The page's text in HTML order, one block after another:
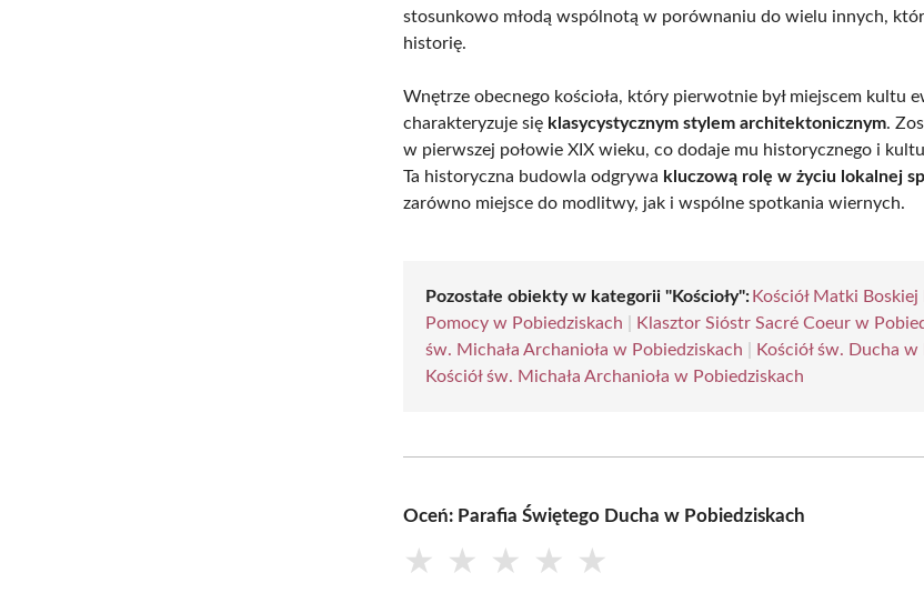
stosunkowo młodą wspólnotą w porównaniu do wielu innych,
historię.
Wnętrze obecnego kościoła, który pierwotnie był miejscem kultu
charakteryzuje się klasycystycznym stylem architektonicznym.
w pierwszej połowie XIX wieku, co dodaje mu historycznego i
Ta historyczna budowla odgrywa kluczową rolę w życiu lokalnej
zarówno miejsce do modlitwy, jak i wspólne spotkania wiernych.
Pozostałe obiekty w kategorii "Kościoły":Kościół Matki
Pomocy w Pobiedziskach
Klasztor Sióstr Sacré Coeur w
św. Michała Archanioła w Pobiedziskach
Kościół św. Ducha w
Kościół św. Michała Archanioła w Pobiedziskach
Oceń: Parafia Świętego Ducha w Pobiedziskach
★ ★ ★ ★ ★